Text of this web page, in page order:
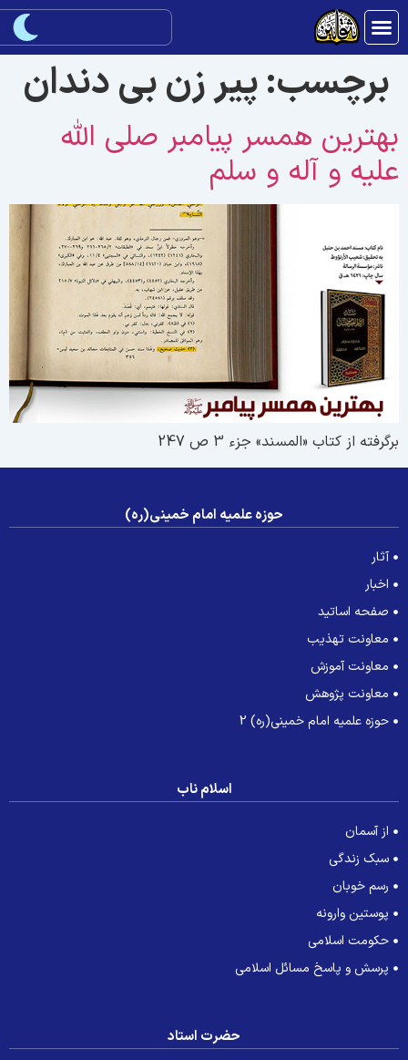
برچسب:پیر زن بی دندان
همسر پیامبر صلی الله
و آله و سلم
از کتاب «المسند» جزء 3 ص 247
حوزه علمیه امام خمینی(ره)
آثار
اخبار
صفحه اساتید
معاونت تهذیب
معاونت آموزش
معاونت پژوهش
حوزه علمیه امام خمینی(ره) 2
اسلام ناب
از آسمان
سبک زندگی
رسم خوبان
پوستین وارونه
حکومت اسلامی
پرسش و پاسخ مسائل اسلامی
حضرت استاد